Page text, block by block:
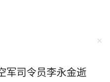
军司令员李永金逝